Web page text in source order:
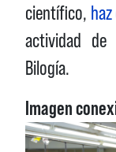
científico,
actividad de
Bilogía.
Imagen